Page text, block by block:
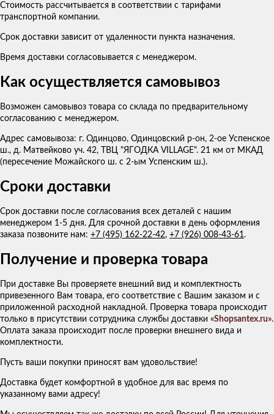
Стоимость рассчитывается в соответствии с тарифами
транспортной компании.
Срок доставки зависит от удаленности пункта назначения.
Время доставки согласовывается с менеджером.
Как осуществляется самовывоз
Возможен самовывоз товара со склада по предварительному
согласованию с менеджером.
Адрес самовывоза: г. Одинцово, Одинцовский р-он, 2-ое Успенское
ш., д. Матвейково уч. 42, ТВЦ "ЯГОДКА VILLAGE". 21 км от МКАД
(пересечение Можайского ш. с 2-ым Успенским ш.).
Сроки доставки
Срок доставки после согласования всех деталей с нашим
менеджером 1-5 дня. Для срочной доставки в день оформления
заказа позвоните нам: +7 (495) 162-22-42, +7 (926) 008-43-61 .
Получение и проверка товара
При доставке Вы проверяете внешний вид и комплектность
привезенного Вам товара, его соответствие с Вашим заказом и с
приложенной расходной накладной. Проверка товара происходит
только в присутствии сотрудника службы доставки «Shopsantex.ru».
Оплата заказа происходит после проверки внешнего вида и
комплектности.
Пусть ваши покупки приносят вам удовольствие!
Доставка будет комфортной в удобное для вас время по
указанному вами адресу!